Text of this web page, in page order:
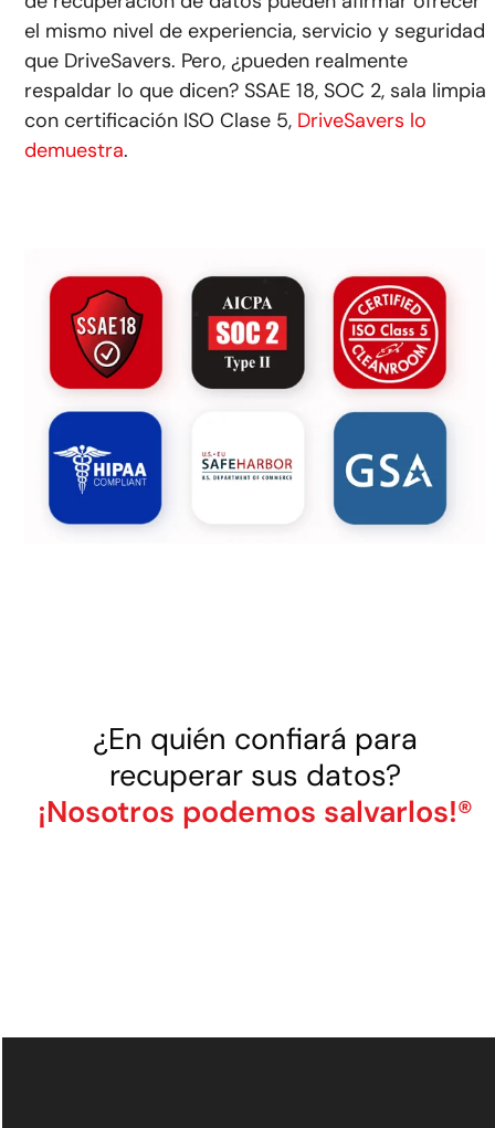
el mismo nivel de experiencia, servicio y seguridad
que DriveSavers. Pero, ¿pueden realmente
respaldar lo que dicen? SSAE 18, SOC 2, sala limpia
con certificación ISO Clase 5, DriveSavers lo
demuestra.
¿En quién confiará para
recuperar sus datos?
¡Nosotros podemos salvarlos!®